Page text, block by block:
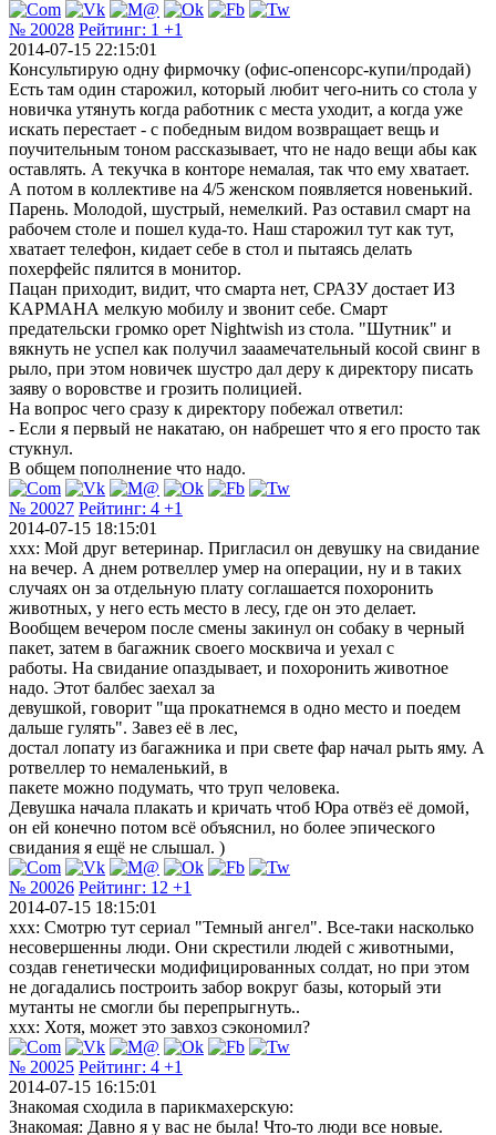
№ 20028 Рейтинг: 1 +1
2014-07-15 22:15:01
Консультирую одну фирмочку (офис-опенсорс-купи/продай)
Есть там один старожил, который любит чего-нить со стола у
новичка утянуть когда работник с места уходит, а когда уже
искать перестает - с победным видом возвращает вещь и
поучительным тоном рассказывает, что не надо вещи абы как
оставлять. А текучка в конторе немалая, так что ему хватает.
А потом в коллективе на 4/5 женском появляется новенький.
Парень. Молодой, шустрый, немелкий. Раз оставил смарт на
рабочем столе и пошел куда-то. Наш старожил тут как тут,
хватает телефон, кидает себе в стол и пытаясь делать
похерфейс пялится в монитор.
Пацан приходит, видит, что смарта нет, СРАЗУ достает ИЗ
КАРМАНА мелкую мобилу и звонит себе. Смарт
предательски громко орет Nightwish из стола. "Шутник" и
вякнуть не успел как получил зааамечательный косой свинг в
рыло, при этом новичек шустро дал деру к директору писать
заяву о воровстве и грозить полицией.
На вопрос чего сразу к директору побежал ответил:
- Если я первый не накатаю, он набрешет что я его просто так
стукнул.
В общем пополнение что надо.
№ 20027 Рейтинг: 4 +1
2014-07-15 18:15:01
xxx: Мой друг ветеринар. Пригласил он девушку на свидание
на вечер. А днем ротвеллер умер на операции, ну и в таких
случаях он за отдельную плату соглашается похоронить
животных, у него есть место в лесу, где он это делает.
Вообщем вечером после смены закинул он собаку в черный
пакет, затем в багажник своего москвича и уехал с
работы. На свидание опаздывает, и похоронить животное
надо. Этот балбес заехал за
девушкой, говорит "ща прокатнемся в одно место и поедем
дальше гулять". Завез её в лес,
достал лопату из багажника и при свете фар начал рыть яму. А
ротвеллер то немаленький, в
пакете можно подумать, что труп человека.
Девушка начала плакать и кричать чтоб Юра отвёз её домой,
он ей конечно потом всё объяснил, но более эпического
свидания я ещё не слышал. )
№ 20026 Рейтинг: 12 +1
2014-07-15 18:15:01
xxx: Смотрю тут сериал "Темный ангел". Все-таки насколько
несовершенны люди. Они скрестили людей с животными,
создав генетически модифицированных солдат, но при этом
не догадались построить забор вокруг базы, который эти
мутанты не смогли бы перепрыгнуть..
xxx: Хотя, может это завхоз сэкономил?
№ 20025 Рейтинг: 4 +1
2014-07-15 16:15:01
Знакомая сходила в парикмахерскую:
Знакомая: Давно я у вас не была! Что-то люди все новые.